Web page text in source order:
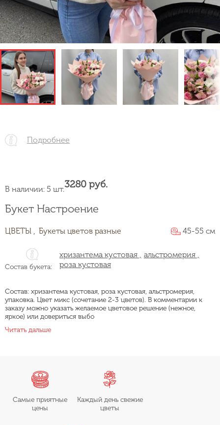
Подробнее
Букет Настроение
ЦВЕТЫ , Букеты цветов разные 45-55 см
Состав букета:
хризантема кустовая ,
альстромерия ,
роза кустовая
Состав: хризантема кустовая, роза кустовая, альстромерия,
упаковка. Цвет микс (сочетание 2-3 цветов). В комментарии к
заказу можно указать желаемое цветовое решение (нежное,
яркое) или довериться выбо
Читать дальше
В наличии: 5 шт.3280 руб.
Самые приятные
цены
Каждый день свежие
цветы